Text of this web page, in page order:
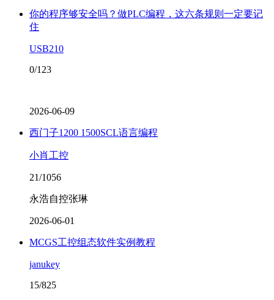
你的程序够安全吗？做PLC编程，这六条规则一定要记
住
USB210
0/123
2026-06-09
西门子1200 1500SCL语言编程
小肖工控
21/1056
永浩自控张琳
2026-06-01
MCGS工控组态软件实例教程
janukey
15/825